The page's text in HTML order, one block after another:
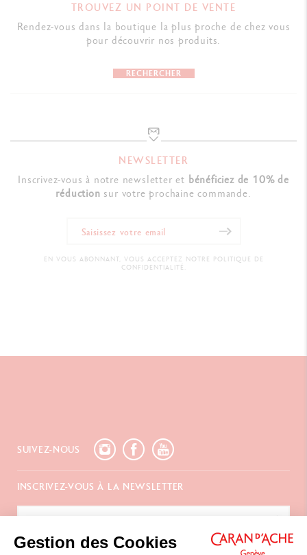
Gestion des Cookies
TROUVEZ UN POINT DE VENTE
Rendez-vous dans la boutique la plus proche de chez vous
pour découvrir nos produits.
RECHERCHER
NEWSLETTER
Inscrivez-vous à notre newsletter et bénéficiez de 10% de
réduction sur votre prochaine commande.
EN VOUS ABONNANT, VOUS ACCEPTEZ NOTRE POLITIQUE DE
CONFIDENTIALITÉ.
SUIVEZ-NOUS
INSCRIVEZ-VOUS À LA NEWSLETTER